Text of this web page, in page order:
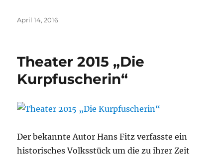
Veröffentlicht
April 14, 2016
Theater 2015 „Die
Kurpfuscherin“
Der bekannte Autor Hans Fitz verfasste ein
historisches Volksstück um die zu ihrer Zeit